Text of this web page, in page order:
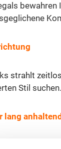
strahlt
Stil suchen.